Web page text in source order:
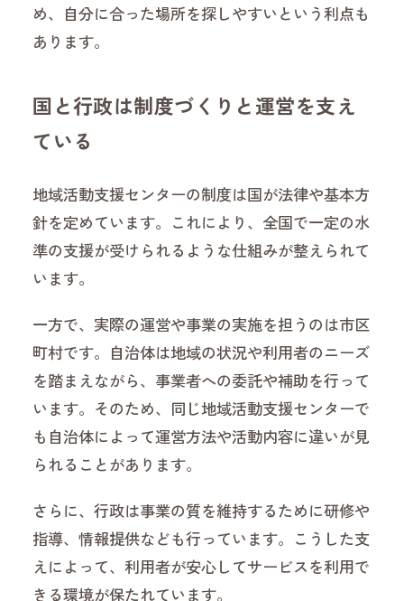
め、自分に合った場所を探しやすいという利点も
あります。
国と行政は制度づくりと運営を支え
ている
地域活動支援センターの制度は国が法律や基本方
針を定めています。これにより、全国で一定の水
準の支援が受けられるような仕組みが整えられて
います。
一方で、実際の運営や事業の実施を担うのは市区
町村です。自治体は地域の状況や利用者のニーズ
を踏まえながら、事業者への委託や補助を行って
います。そのため、同じ地域活動支援センターで
も自治体によって運営方法や活動内容に違いが見
られることがあります。
さらに、行政は事業の質を維持するために研修や
指導、情報提供なども行っています。こうした支
えによって、利用者が安心してサービスを利用で
きる環境が保たれています。